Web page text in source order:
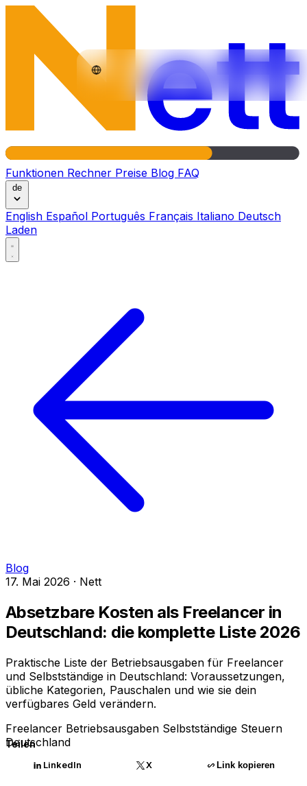
Funktionen Rechner Preise Blog FAQ
de
English Español Português Français Italiano Deutsch
Laden
Português
Blog
17. Mai 2026 · Nett
Absetzbare Kosten als Freelancer in
Deutschland: die komplette Liste 2026
Praktische Liste der Betriebsausgaben für Freelancer
und Selbstständige in Deutschland: Voraussetzungen,
übliche Kategorien, Pauschalen und wie sie dein
verfügbares Geld verändern.
Freelancer Betriebsausgaben Selbstständige Steuern
Deutschland
Teilen
LinkedIn X Link kopieren